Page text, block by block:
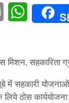
Email
मिशन, सहकारिता
में सहकारी योजनाओं
ठोस कार्ययोजना